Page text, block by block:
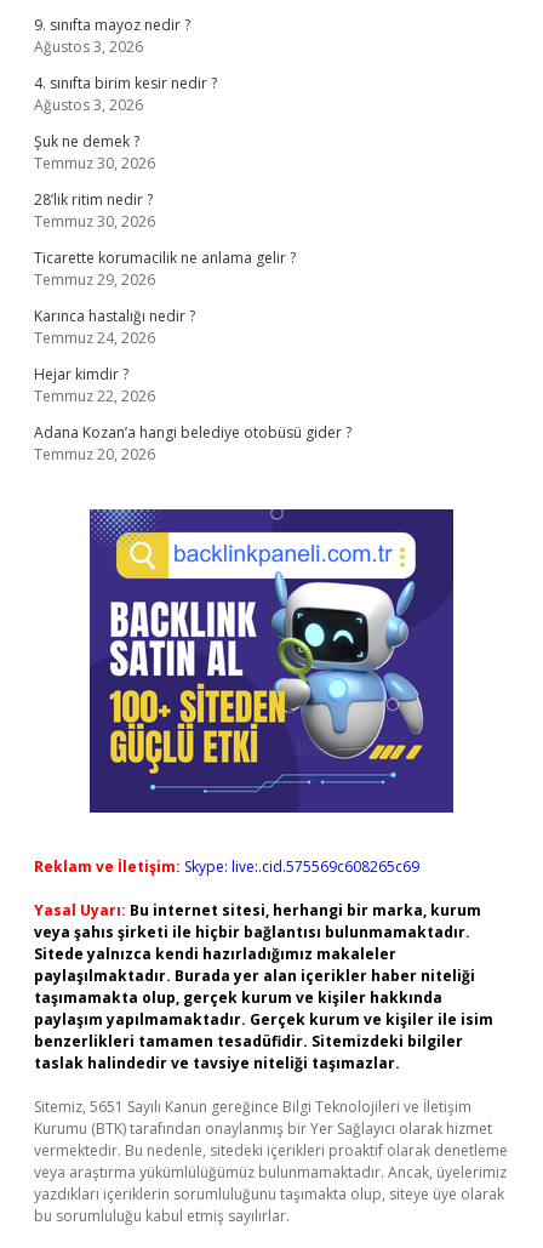
9. sınıfta mayoz nedir ?
Ağustos 3, 2026
4. sınıfta birim kesir nedir ?
Ağustos 3, 2026
Şuk ne demek ?
Temmuz 30, 2026
28’lik ritim nedir ?
Temmuz 30, 2026
Ticarette korumacilik ne anlama gelir ?
Temmuz 29, 2026
Karınca hastalığı nedir ?
Temmuz 24, 2026
Hejar kimdir ?
Temmuz 22, 2026
Adana Kozan’a hangi belediye otobüsü gider ?
Temmuz 20, 2026
Reklam ve İletişim: Skype: live:.cid.575569c608265c69
Yasal Uyarı: Bu internet sitesi, herhangi bir marka, kurum
veya şahıs şirketi ile hiçbir bağlantısı bulunmamaktadır.
Sitede yalnızca kendi hazırladığımız makaleler
paylaşılmaktadır. Burada yer alan içerikler haber niteliği
taşımamakta olup, gerçek kurum ve kişiler hakkında
paylaşım yapılmamaktadır. Gerçek kurum ve kişiler ile isim
benzerlikleri tamamen tesadüfidir. Sitemizdeki bilgiler
taslak halindedir ve tavsiye niteliği taşımazlar.
Sitemiz, 5651 Sayılı Kanun gereğince Bilgi Teknolojileri ve İletişim
Kurumu (BTK) tarafından onaylanmış bir Yer Sağlayıcı olarak hizmet
vermektedir. Bu nedenle, sitedeki içerikleri proaktif olarak denetleme
veya araştırma yükümlülüğümüz bulunmamaktadır. Ancak, üyelerimiz
yazdıkları içeriklerin sorumluluğunu taşımakta olup, siteye üye olarak
bu sorumluluğu kabul etmiş sayılırlar.